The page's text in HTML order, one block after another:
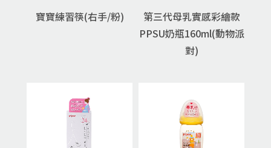
寶寶練習筷(右手/粉)
第三代母乳實感彩繪款
PPSU奶瓶160ml(動物派
對)